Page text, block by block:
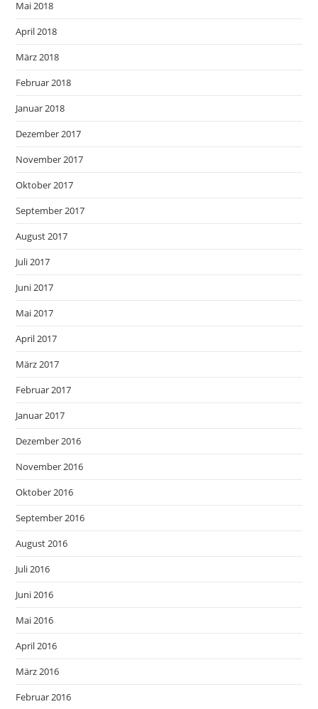
Mai 2018
April 2018
März 2018
Februar 2018
Januar 2018
Dezember 2017
November 2017
Oktober 2017
September 2017
August 2017
Juli 2017
Juni 2017
Mai 2017
April 2017
März 2017
Februar 2017
Januar 2017
Dezember 2016
November 2016
Oktober 2016
September 2016
August 2016
Juli 2016
Juni 2016
Mai 2016
April 2016
März 2016
Februar 2016